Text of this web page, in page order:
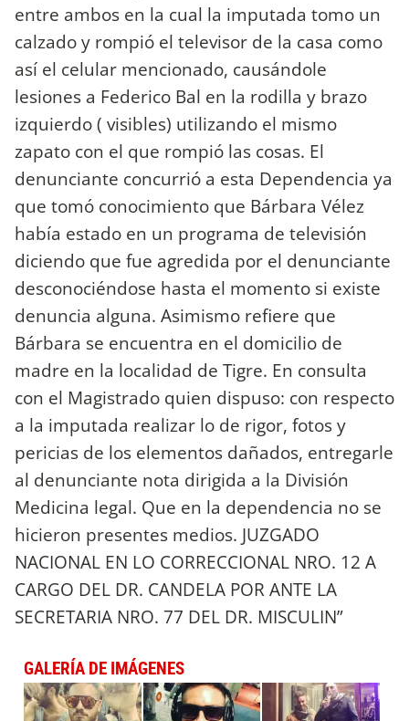
entre ambos en la cual la imputada tomo un
calzado y rompió el televisor de la casa como
así el celular mencionado, causándole
lesiones a Federico Bal en la rodilla y brazo
izquierdo ( visibles) utilizando el mismo
zapato con el que rompió las cosas. El
denunciante concurrió a esta Dependencia ya
que tomó conocimiento que Bárbara Vélez
había estado en un programa de televisión
diciendo que fue agredida por el denunciante
desconociéndose hasta el momento si existe
denuncia alguna. Asimismo refiere que
Bárbara se encuentra en el domicilio de
madre en la localidad de Tigre. En consulta
con el Magistrado quien dispuso: con respecto
a la imputada realizar lo de rigor, fotos y
pericias de los elementos dañados, entregarle
al denunciante nota dirigida a la División
Medicina legal. Que en la dependencia no se
hicieron presentes medios. JUZGADO
NACIONAL EN LO CORRECCIONAL NRO. 12 A
CARGO DEL DR. CANDELA POR ANTE LA
SECRETARIA NRO. 77 DEL DR. MISCULIN”
GALERÍA DE IMÁGENES